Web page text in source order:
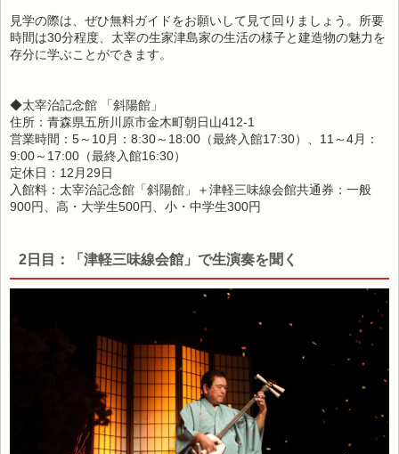
見学の際は、ぜひ無料ガイドをお願いして見て回りましょう。所要
時間は30分程度、太宰の生家津島家の生活の様子と建造物の魅力を
存分に学ぶことができます。
◆太宰治記念館 「斜陽館」
住所：青森県五所川原市金木町朝日山412-1
営業時間：5～10月：8:30～18:00（最終入館17:30）、11～4月：
9:00～17:00（最終入館16:30）
定休日：12月29日
入館料：太宰治記念館「斜陽館」＋津軽三味線会館共通券：一般
900円、高・大学生500円、小・中学生300円
2日目：「津軽三味線会館」で生演奏を聞く